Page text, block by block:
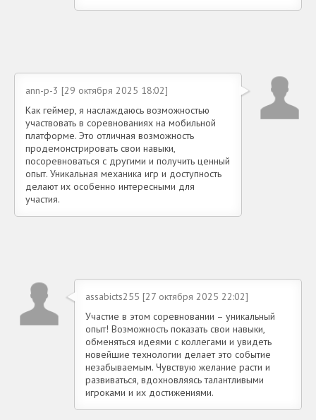
ann-p-3 [29 октября 2025 18:02]
Как геймер, я наслаждаюсь возможностью
участвовать в соревнованиях на мобильной
платформе. Это отличная возможность
продемонстрировать свои навыки,
посоревноваться с другими и получить ценный
опыт. Уникальная механика игр и доступность
делают их особенно интересными для
участия.
assabicts255 [27 октября 2025 22:02]
Участие в этом соревновании – уникальный
опыт! Возможность показать свои навыки,
обменяться идеями с коллегами и увидеть
новейшие технологии делает это событие
незабываемым. Чувствую желание расти и
развиваться, вдохновляясь талантливыми
игроками и их достижениями.